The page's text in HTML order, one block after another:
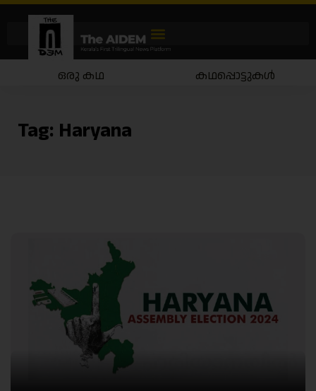
ഒരു കഥ കഥപ്പൊട്ടുകൾ
Tag: Haryana